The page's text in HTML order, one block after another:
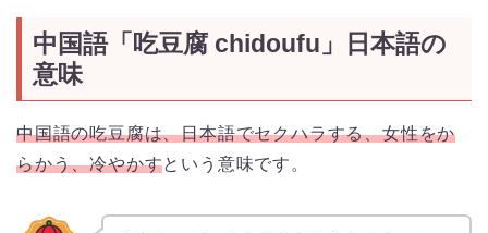
中国語「吃豆腐 chidoufu」日本語の
意味
中国語の吃豆腐は、日本語でセクハラする、女性をか
らかう、冷やかすという意味です。